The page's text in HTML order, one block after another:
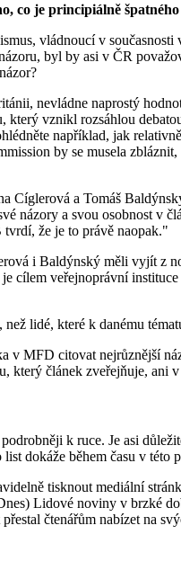
co je principiálně
vládnoucí v
byl by asi v ČR
nevládne naprostý
který vznikl rozsáhlou
například, jak
by se musela
Cíglerová a Tomáš
názory a svou osobnost v
že je to právě naopak."
i Baldýnský měli vyjít z
veřejnoprávní
lidé, které k danému
v MFD citovat nejrůznější
který článek zveřejňuje,
k ruce. Je asi
dokáže během času v
tisknout mediální
Lidové noviny v brzké
čtenářům nabízet na